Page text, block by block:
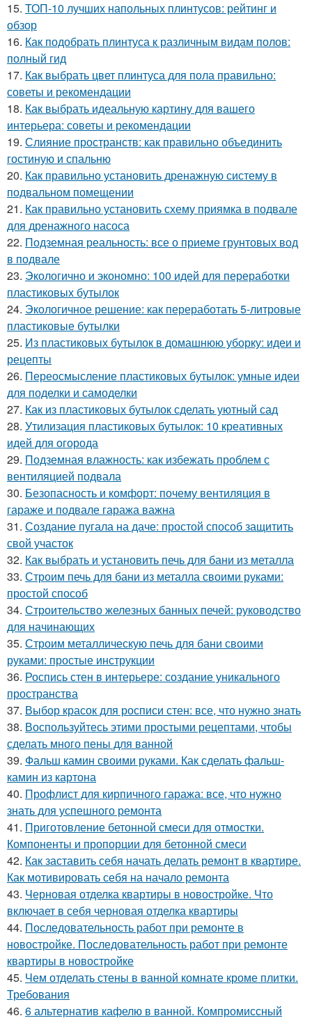
15. ТОП-10 лучших напольных плинтусов: рейтинг и
обзор
16. Как подобрать плинтуса к различным видам полов:
полный гид
17. Как выбрать цвет плинтуса для пола правильно:
советы и рекомендации
18. Как выбрать идеальную картину для вашего
интерьера: советы и рекомендации
19. Слияние пространств: как правильно объединить
гостиную и спальню
20. Как правильно установить дренажную систему в
подвальном помещении
21. Как правильно установить схему приямка в подвале
для дренажного насоса
22. Подземная реальность: все о приеме грунтовых вод
в подвале
23. Экологично и экономно: 100 идей для переработки
пластиковых бутылок
24. Экологичное решение: как переработать 5-литровые
пластиковые бутылки
25. Из пластиковых бутылок в домашнюю уборку: идеи и
рецепты
26. Переосмысление пластиковых бутылок: умные идеи
для поделки и самоделки
27. Как из пластиковых бутылок сделать уютный сад
28. Утилизация пластиковых бутылок: 10 креативных
идей для огорода
29. Подземная влажность: как избежать проблем с
вентиляцией подвала
30. Безопасность и комфорт: почему вентиляция в
гараже и подвале гаража важна
31. Создание пугала на даче: простой способ защитить
свой участок
32. Как выбрать и установить печь для бани из металла
33. Строим печь для бани из металла своими руками:
простой способ
34. Строительство железных банных печей: руководство
для начинающих
35. Строим металлическую печь для бани своими
руками: простые инструкции
36. Роспись стен в интерьере: создание уникального
пространства
37. Выбор красок для росписи стен: все, что нужно знать
38. Воспользуйтесь этими простыми рецептами, чтобы
сделать много пены для ванной
39. Фальш камин своими руками. Как сделать фальш-
камин из картона
40. Профлист для кирпичного гаража: все, что нужно
знать для успешного ремонта
41. Приготовление бетонной смеси для отмостки.
Компоненты и пропорции для бетонной смеси
42. Как заставить себя начать делать ремонт в квартире.
Как мотивировать себя на начало ремонта
43. Черновая отделка квартиры в новостройке. Что
включает в себя черновая отделка квартиры
44. Последовательность работ при ремонте в
новостройке. Последовательность работ при ремонте
квартиры в новостройке
45. Чем отделать стены в ванной комнате кроме плитки.
Требования
46. 6 альтернатив кафелю в ванной. Компромиссный